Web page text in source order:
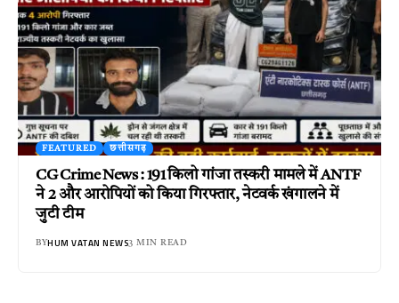
FEATURED छत्तीसगढ़
CG Crime News : 191 किलो गांजा तस्करी मामले में ANTF
ने 2 और आरोपियों को किया गिरफ्तार, नेटवर्क खंगालने में
जुटी टीम
BYHUM VATAN NEWS3 MIN READ